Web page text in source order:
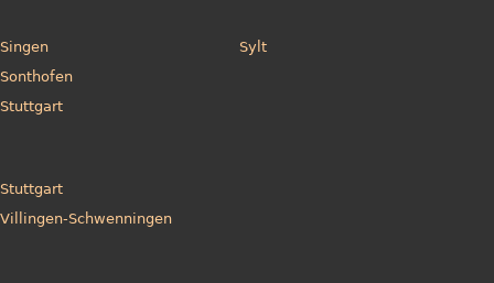
Singen
Sonthofen
Stuttgart
Sylt
Stuttgart
Villingen-Schwenningen